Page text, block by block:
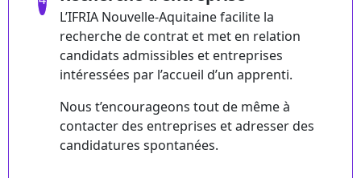
L’IFRIA Nouvelle-Aquitaine facilite la
recherche de contrat et met en relation
candidats admissibles et entreprises
intéressées par l’accueil d’un apprenti.
Nous t’encourageons tout de même à
contacter des entreprises et adresser des
candidatures spontanées.